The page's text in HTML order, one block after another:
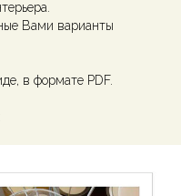
Вами варианты
в формате PDF.